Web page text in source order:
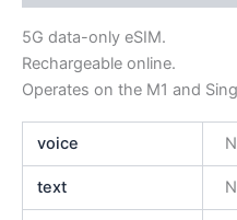
5G data-only eSIM.
Rechargeable online.
Operates on the M1 and
voice
text